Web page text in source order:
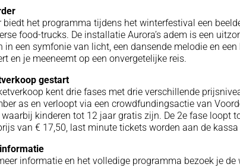
biedt het programma tijdens het winterfestival een
food-trucks. De installatie Aurora’s adem is een
in een symfonie van licht, een dansende melodie en
en je meeneemt op een onvergetelijke reis.
gestart
kent drie fases met drie verschillende
as en verloopt via een crowdfundingsactie van
waarbij kinderen tot 12 jaar gratis zijn. De 2e fase loopt
van € 17,50, last minute tickets worden aan de
informatie en het volledige programma bezoek je